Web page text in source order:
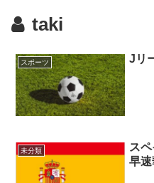
taki
スポーツ Jリ
未分類
ス
早